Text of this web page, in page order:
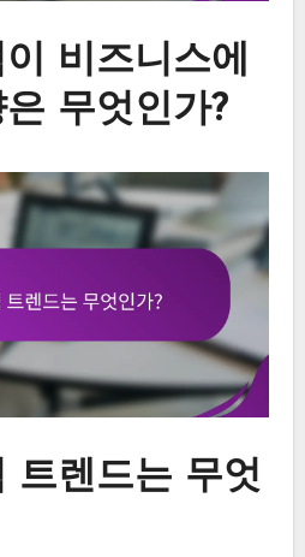
비즈니스에
무엇인가?
트렌드는 무엇